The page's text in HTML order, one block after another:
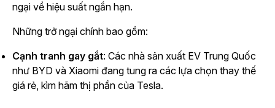
ngại về hiệu suất ngắn hạn.
Những trở ngại chính bao gồm:
Cạnh tranh gay gắt: Các nhà sản xuất EV Trung Quốc
như BYD và Xiaomi đang tung ra các lựa chọn thay thế
giá rẻ, kìm hãm thị phần của Tesla.